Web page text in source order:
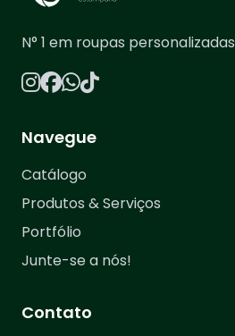
N° 1 em roupas personalizadas
Navegue
Catálogo
Produtos & Serviços
Portfólio
Junte-se a nós!
Contato